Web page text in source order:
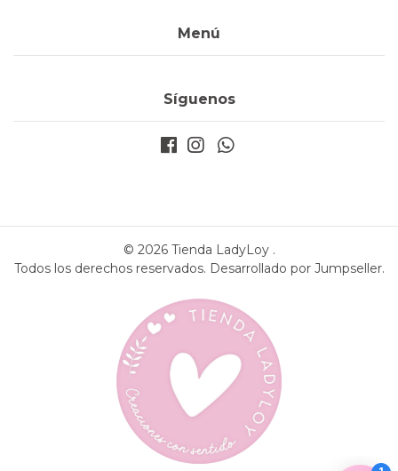
Menú
Síguenos
© 2026 Tienda LadyLoy .
Todos los derechos reservados. Desarrollado por Jumpseller.